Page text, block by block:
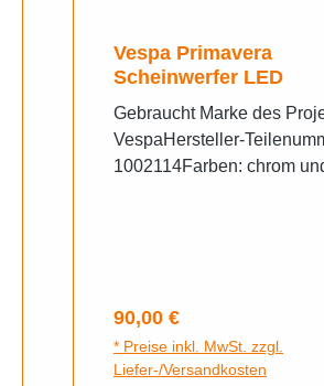
Vespa Primavera
Scheinwerfer LED
Gebraucht Marke des
VespaHersteller-
1002114Farben: chrom
Regulärer Preis:
90,00 €
* Preise inkl. MwSt. zzgl.
Liefer-/Versandkosten